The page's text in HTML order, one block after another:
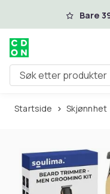
Hopp til Bare
Søk etter produkter
Startside Skjønnhet